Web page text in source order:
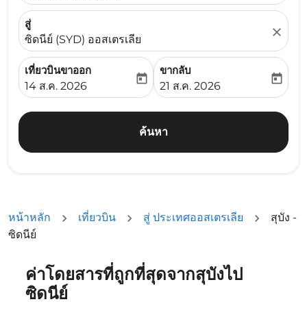
สู่
ซิดนีย์ (SYD) ออสเตรเลีย
close
เที่ยวบินขาออก
fc-booking-departure-date-aria-label
14 ส.ค. 2026
today
ขากลับ
fc-booking-return-date-
21 ส.ค. 2026
today
ค้นหา
หน้าหลัก เที่ยวบิน สู่ ประเทศออสเตรเลีย
สุบัง -
ซิดนีย์
ค่าโดยสารที่ถูกที่สุดจากสุบังไป
ซิดนีย์
ลองอัปเดตเส้นทางของคุณ (ต้นทางและ/หรือปลายทาง) หรื